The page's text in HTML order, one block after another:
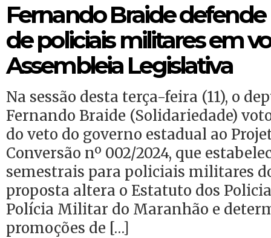
Fernando Braide
de policiais militares em
Assembleia Legislativa
Na sessão desta terça-feira (11), o
Fernando Braide (Solidariedade)
do veto do governo estadual ao
Conversão nº 002/2024, que
semestrais para policiais militares
proposta altera o Estatuto dos
Polícia Militar do Maranhão e
promoções de […]